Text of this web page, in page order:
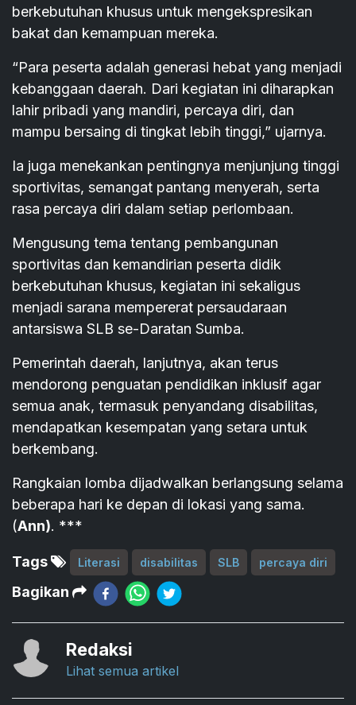
berkebutuhan khusus untuk mengekspresikan
bakat dan kemampuan mereka.
“Para peserta adalah generasi hebat yang menjadi
kebanggaan daerah. Dari kegiatan ini diharapkan
lahir pribadi yang mandiri, percaya diri, dan
mampu bersaing di tingkat lebih tinggi,” ujarnya.
Ia juga menekankan pentingnya menjunjung tinggi
sportivitas, semangat pantang menyerah, serta
rasa percaya diri dalam setiap perlombaan.
Mengusung tema tentang pembangunan
sportivitas dan kemandirian peserta didik
berkebutuhan khusus, kegiatan ini sekaligus
menjadi sarana mempererat persaudaraan
antarsiswa SLB se-Daratan Sumba.
Pemerintah daerah, lanjutnya, akan terus
mendorong penguatan pendidikan inklusif agar
semua anak, termasuk penyandang disabilitas,
mendapatkan kesempatan yang setara untuk
berkembang.
Rangkaian lomba dijadwalkan berlangsung selama
beberapa hari ke depan di lokasi yang sama.
(Ann). ***
Tags Literasi disabilitas SLB percaya diri
Bagikan
Redaksi
Lihat semua artikel